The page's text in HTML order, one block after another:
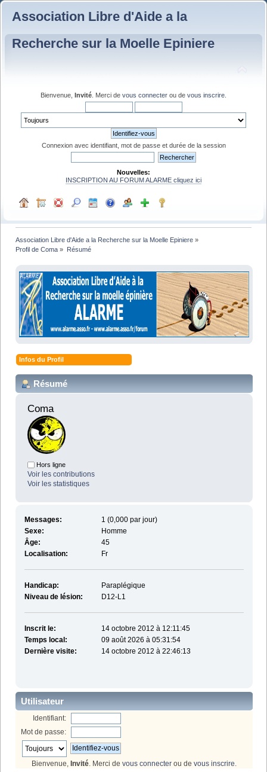
Association Libre d'Aide a la
Recherche sur la Moelle Epiniere
Bienvenue, Invité . Merci de vous connecter ou de vous inscrire
Connexion avec identifiant, mot de passe et durée de la session
Nouvelles:
INSCRIPTION AU FORUM ALARME cliquez ici
Association Libre d'Aide a la Recherche sur la Moelle Epiniere »
Profil de Coma » Résumé
Infos du Profil
Résumé
Coma
Hors ligne
Voir les contributions
Voir les statistiques
Messages:
1 (0,000 par jour)
Sexe:
Homme
Âge:
45
Localisation:
Fr
Handicap:
Paraplégique
Niveau de lésion:
D12-L1
Inscrit le:
14 octobre 2012 à 12:11:45
Temps local:
09 août 2026 à 05:31:54
Dernière visite:
14 octobre 2012 à 22:46:13
Utilisateur
Identifiant:
Mot de passe:
Bienvenue, Invité . Merci de vous connecter ou de vous inscrire